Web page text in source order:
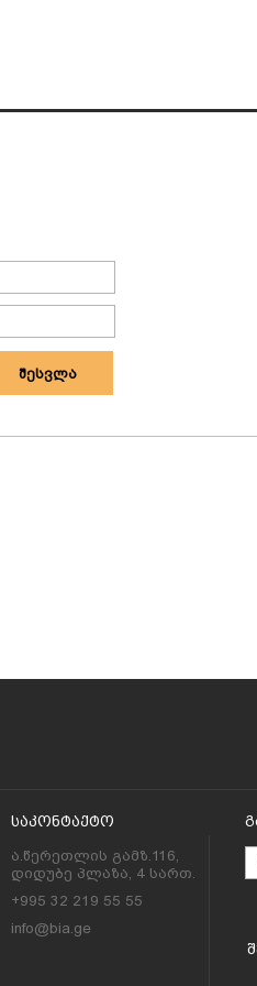
Საკონტაქტო
ა.წერეთლის გამზ.116,
დიდუბე პლაზა, 4 სართ.
+995 32 219 55 55
info@bia.ge